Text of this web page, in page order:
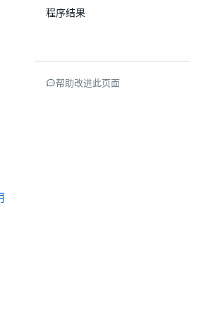
程序结果
帮助改进此页面